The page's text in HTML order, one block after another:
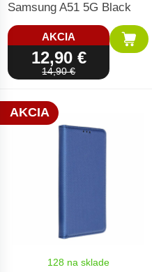
Samsung A51 5G Black
AKCIA
12,90 €
14,90 €
AKCIA
128 na sklade